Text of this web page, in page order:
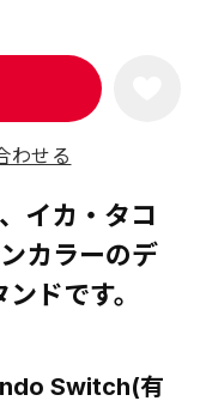
わせる
イカ・タコ
カラーのデ
ドです。
Switch(有